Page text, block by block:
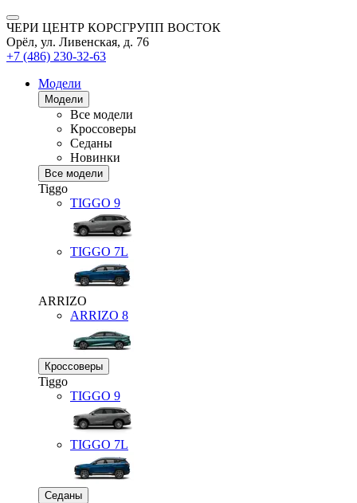
ЧЕРИ ЦЕНТР КОРСГРУПП ВОСТОК
Орёл, ул. Ливенская, д. 76
+7 (486) 230-32-63
Модели
Модели
Все модели
Кроссоверы
Седаны
Новинки
Все модели
Tiggo
TIGGO 9
TIGGO 7L
ARRIZO
ARRIZO 8
Кроссоверы
Tiggo
TIGGO 9
TIGGO 7L
Седаны